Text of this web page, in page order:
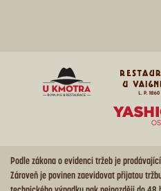
Podle zákona o evidenci tržeb je
Zároveň je povinen zaevidovat přijatou